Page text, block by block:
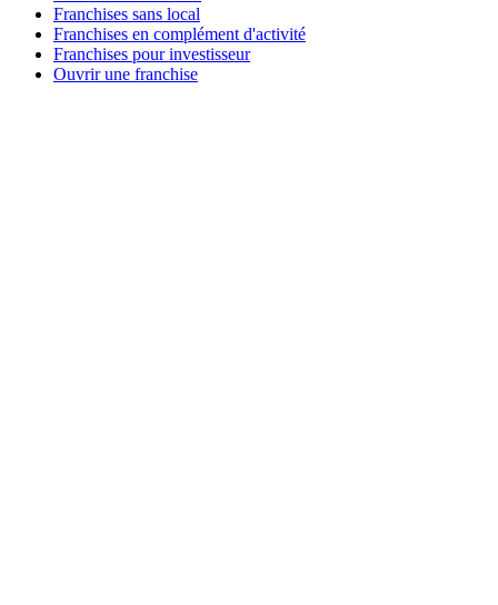
Franchises sans local
Franchises en complément d'activité
Franchises pour investisseur
Ouvrir une franchise